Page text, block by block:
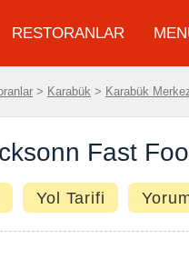
RESTORANLAR
> Karabük > Karabük
Fast
Yol Tarifi